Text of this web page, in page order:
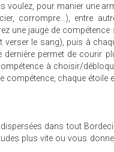
voulez, pour manier une
corrompre...), entre
une jauge de compétence
verser le sang), puis à
permet de courir
à choisir/
compétence, chaque étoile
dans tout
plus vite ou vous